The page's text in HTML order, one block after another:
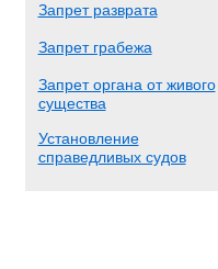
Запрет разврата
Запрет грабежа
Запрет органа от живого
существа
Установление
справедливых судов